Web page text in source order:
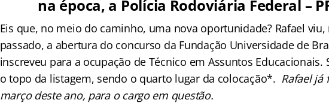
na época, a Polícia Rodoviária Federal –
Eis que, no meio do caminho, uma nova oportunidade? Rafael
passado, a abertura do concurso da Fundação Universidade de
inscreveu para a ocupação de Técnico em Assuntos Educacionais.
o topo da listagem, sendo o quarto lugar da colocação*. Rafael já
março deste ano, para o cargo em questão.